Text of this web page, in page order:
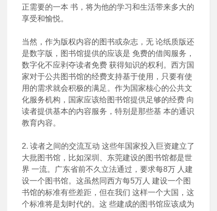
正需要的一本 书，将为他的学习和生活带来多大的
享受和愉悦。
当然，作为版权内容的图书或杂志，无 论纸质版还
是数字版，图书馆提供的应该是 免费的借阅服务，
数字化不应剥夺读者免费 获得知识的权利。西方国
家对于公共图书馆的经费支持基于使用，只要有使
用的需求就会积极的满足。作为国家核心的公共文
化服务机构，国家应该给图书馆提供足够的经费 向
读者提供基本的内容服务，特别是那些基 本的通识
教育内容。
2. 读者之间的交流互动 这些年国家投入巨资建立了
大批图书馆，比如深圳、东莞建设的图书馆都是世
界 一流。广东省前不久立法通过，要求每8万 人建
设一个图书馆。这虽然同西方每5万人 建设一个图
书馆的标准有些差距，但在我们 这样一个大国，这
个标准将是划时代的。这 些建成的图书馆应该成为